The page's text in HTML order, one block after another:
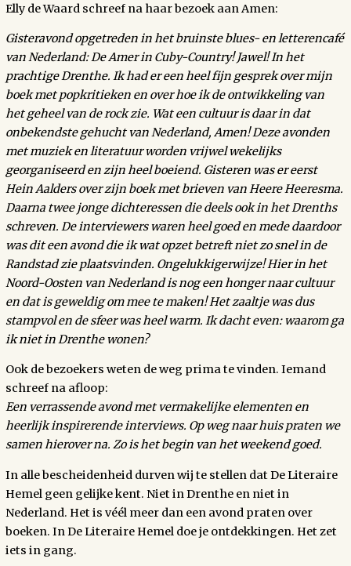
Elly de Waard schreef na haar bezoek aan Amen:
Gisteravond opgetreden in het bruinste blues- en letterencafé
van Nederland: De Amer in Cuby-Country! Jawel! In het
prachtige Drenthe. Ik had er een heel fijn gesprek over mijn
boek met popkritieken en over hoe ik de ontwikkeling van
het geheel van de rock zie. Wat een cultuur is daar in dat
onbekendste gehucht van Nederland, Amen! Deze avonden
met muziek en literatuur worden vrijwel wekelijks
georganiseerd en zijn heel boeiend. Gisteren was er eerst
Hein Aalders over zijn boek met brieven van Heere Heeresma.
Daarna twee jonge dichteressen die deels ook in het Drenths
schreven. De interviewers waren heel goed en mede daardoor
was dit een avond die ik wat opzet betreft niet zo snel in de
Randstad zie plaatsvinden. Ongelukkigerwijze! Hier in het
Noord-Oosten van Nederland is nog een honger naar cultuur
en dat is geweldig om mee te maken! Het zaaltje was dus
stampvol en de sfeer was heel warm. Ik dacht even: waarom ga
ik niet in Drenthe wonen?
Ook de bezoekers weten de weg prima te vinden. Iemand
schreef na afloop:
Een verrassende avond met vermakelijke elementen en
heerlijk inspirerende interviews. Op weg naar huis praten we
samen hierover na. Zo is het begin van het weekend goed.
In alle bescheidenheid durven wij te stellen dat De Literaire
Hemel geen gelijke kent. Niet in Drenthe en niet in
Nederland. Het is véél meer dan een avond praten over
boeken. In De Literaire Hemel doe je ontdekkingen. Het zet
iets in gang.